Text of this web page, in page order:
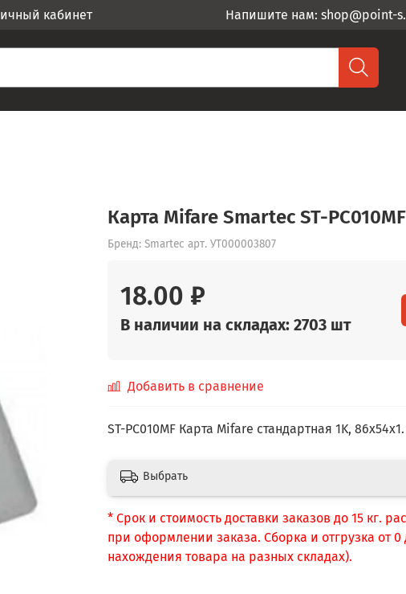
кабинет Напишите нам: shop@point-
Карта Mifare Smartec ST-
Бренд: Smartec арт. УТ000003807
18.00 ₽
В наличии на складах: 2703 шт
Добавить в сравнение
ST-PC010MF Карта Mifare стандартная 1K,
Выбрать
* Срок и стоимость доставки заказов до 15 кг.
при оформлении заказа. Сборка и отгрузка от
нахождения товара на разных складах).